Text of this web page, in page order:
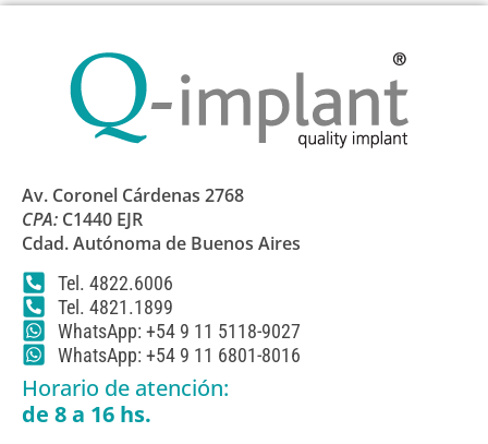
Av. Coronel Cárdenas 2768
CPA: C1440 EJR
Cdad. Autónoma de Buenos Aires
Tel. 4822.6006
Tel. 4821.1899
WhatsApp: +54 9 11 5118-9027
WhatsApp: +54 9 11 6801-8016
Horario de atención:
de 8 a 16 hs.